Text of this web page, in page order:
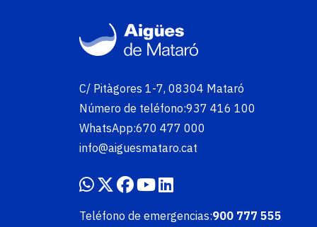
Imatge
C/ Pitàgores 1-7, 08304 Mataró
Número de teléfono:937 416 100
WhatsApp:670 477 000
info@aiguesmataro.cat
Teléfono de emergencias:900 777 555